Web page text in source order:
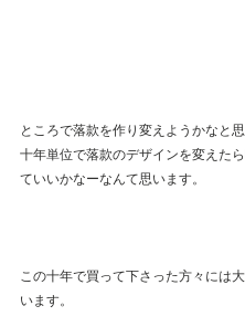
ところで落款を作り変えようかなと思
十年単位で落款のデザインを変えた
ていいかなーなんて思います。
この十年で買って下さった方々には
います。